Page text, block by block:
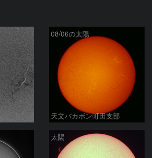
08/06の太陽
天文バカボン町田支部
太陽